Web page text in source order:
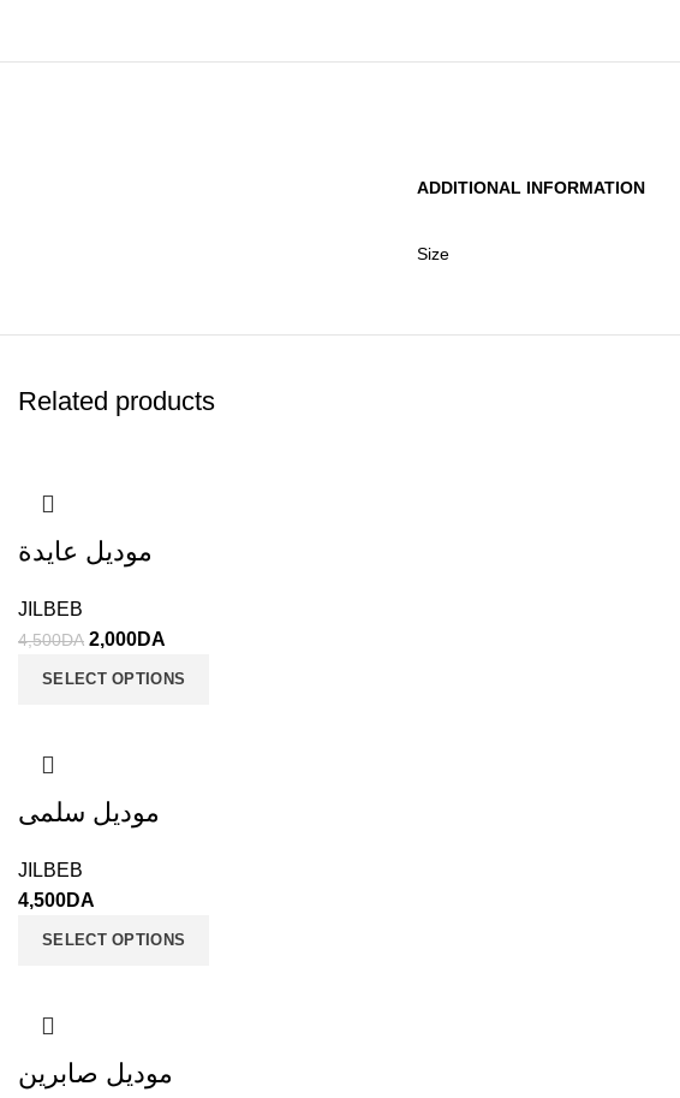
ADDITIONAL INFORMATION
Size
Related products
موديل عايدة
JILBEB
4,500DA 2,000DA
SELECT OPTIONS
موديل سلمى
JILBEB
4,500DA
SELECT OPTIONS
موديل صابرين